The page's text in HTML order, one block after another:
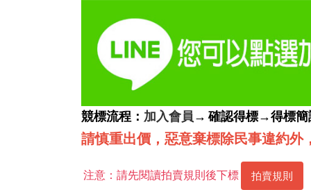
競標流程： 加入會員→ 確認得標→得標
請慎重出價，惡意棄標除民事違約外
注意：請先閱讀拍賣規則後下標 拍賣規則